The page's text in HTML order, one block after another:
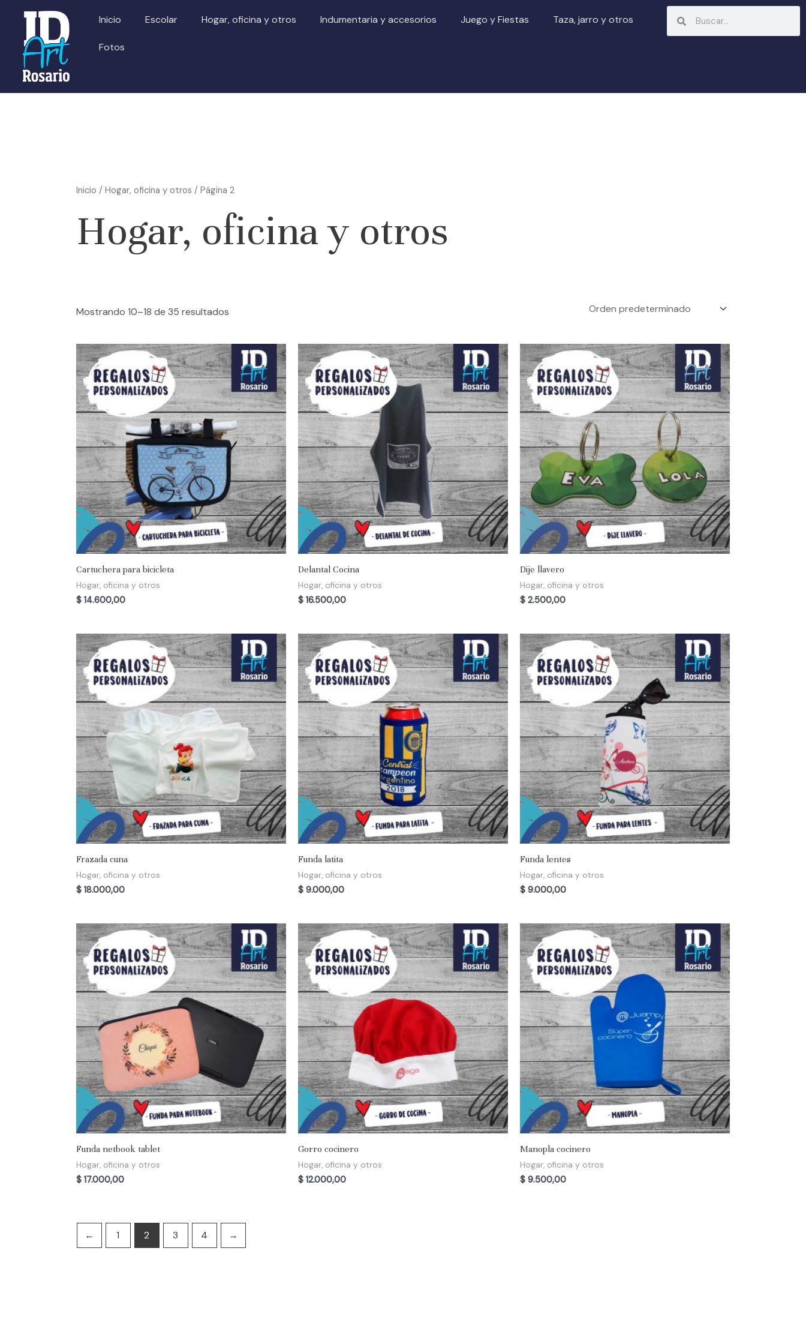
contenido
Inicio Escolar Hogar, oficina y otros Indumentaria y accesorios Juego y Fiestas Taza, jarro y otros
Fotos
Inicio / Hogar, oficina y otros / Página 2
Hogar, oficina y otros
Mostrando 10–18 de 35 resultados
Cartuchera para bicicleta
Hogar, oficina y otros
$14.600,00
Delantal Cocina
Hogar, oficina y otros
$16.500,00
Dije llavero
Hogar, oficina y otros
$ 2.500,00
Frazada cuna
Hogar, oficina y otros
$18.000,00
Funda latita
Hogar, oficina y otros
$9.000,00
Funda lentes
Hogar, oficina y otros
$ 9.000,00
Funda netbook tablet
Hogar, oficina y otros
$17.000,00
Gorro cocinero
Hogar, oficina y otros
$12.000,00
Manopla cocinero
Hogar, oficina y otros
$ 9.500,00
← 1 2 3 4 →